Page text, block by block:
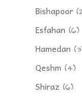
Bishapoor
Esfahan (6)
Hamedan
Qeshm (4)
Shiraz (6)